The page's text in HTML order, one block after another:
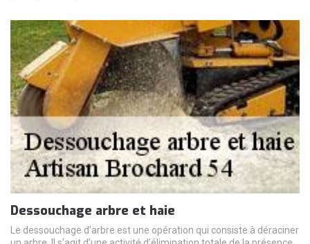
Dessouchage arbre et haie
Le dessouchage d’arbre est une opération qui consiste à déraciner